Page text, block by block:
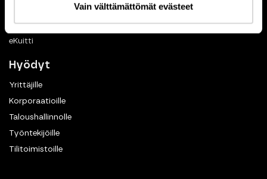
Vain välttämättömät evästeet
Dokumenttien hallinta
eKuitti
Hyödyt
Yrittäjille
Korporaatioille
Taloushallinnolle
Työntekijöille
Tilitoimistoille